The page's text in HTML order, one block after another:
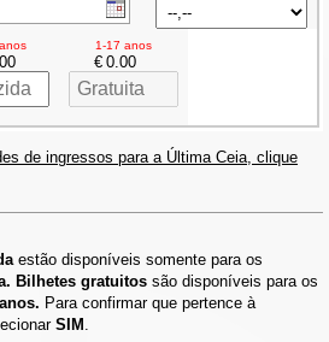
1-17 anos
€
de ingressos para a Última Ceia, clique
estão disponíveis somente para os
Bilhetes gratuitos são disponíveis para os
Para confirmar que pertence à
SIM